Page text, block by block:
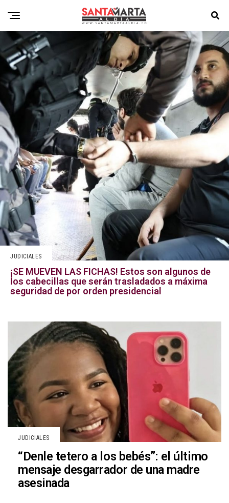
JUDICIALES
¡SE MUEVEN LAS FICHAS! Estos son algunos de
los cabecillas que serán trasladados a máxima
seguridad de por orden presidencial
JUDICIALES
“Denle tetero a los bebés”: el último
mensaje desgarrador de una madre
asesinada